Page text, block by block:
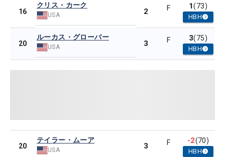
16
クリス・カーク
USA 2 F 1(73)
HBH
20
ルーカス・グローバー
USA 3 F 3(75)
HBH
20
テイラー・ムーア
USA 3 F -2(70)
HBH